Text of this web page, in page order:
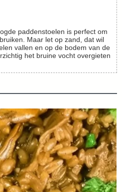
Maar let op zand, dat wil
vallen en op de bodem van de
het bruine vocht overgieten